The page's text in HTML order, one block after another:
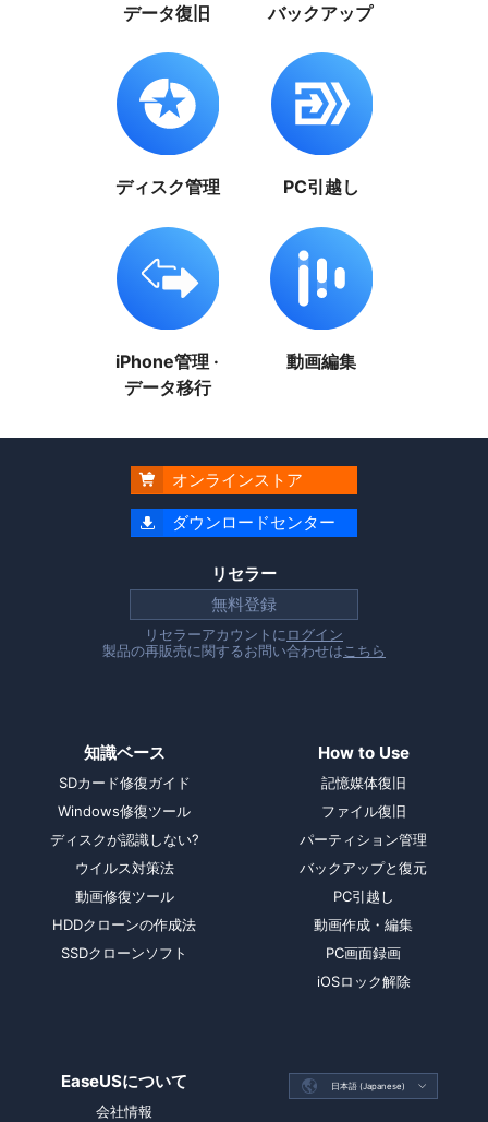
データ復旧 バックアップ
ディスク管理 PC引越し
iPhone管理 ·
データ移行
動画編集
 オンラインストア
 ダウンロードセンター
リセラー
無料登録
リセラーアカウントにログイン
製品の再販売に関するお問い合わせはこちら
知識ベース
SDカード修復ガイド
Windows修復ツール
ディスクが認識しない?
ウイルス対策法
動画修復ツール
HDDクローンの作成法
SSDクローンソフト
How to Use
記憶媒体復旧
ファイル復旧
パーティション管理
バックアップと復元
PC引越し
動画作成・編集
PC画面録画
iOSロック解除
EaseUSについて
会社情報
 日本語 (Japanese) 